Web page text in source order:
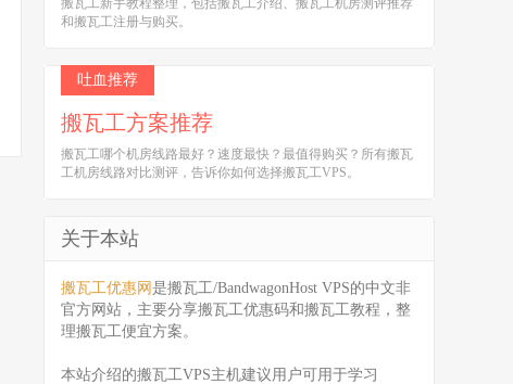
搬瓦工新手教程整理，包括搬瓦工介绍、搬瓦工机房测评推荐
和搬瓦工注册与购买。
吐血推荐
搬瓦工方案推荐
搬瓦工哪个机房线路最好？速度最快？最值得购买？所有搬瓦
工机房线路对比测评，告诉你如何选择搬瓦工VPS。
关于本站
搬瓦工优惠网 是搬瓦工/BandwagonHost VPS的中文非
官方网站，主要分享搬瓦工优惠码和搬瓦工教程，整
理搬瓦工便宜方案。
本站介绍的搬瓦工VPS主机建议用户可用于学习